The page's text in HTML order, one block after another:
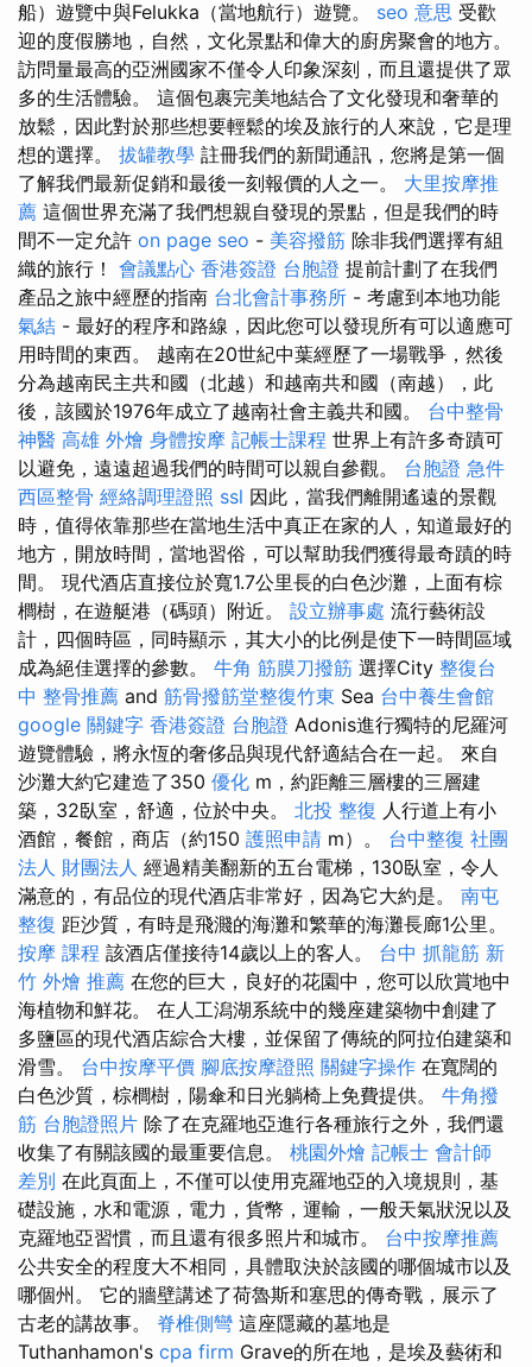
船）遊覽中與Felukka（當地航行）遊覽。 seo 意思 受歡
迎的度假勝地，自然，文化景點和偉大的廚房聚會的地方。
訪問量最高的亞洲國家不僅令人印象深刻，而且還提供了眾
多的生活體驗。 這個包裹完美地結合了文化發現和奢華的
放鬆，因此對於那些想要輕鬆的埃及旅行的人來說，它是理
想的選擇。 拔罐教學 註冊我們的新聞通訊，您將是第一個
了解我們最新促銷和最後一刻報價的人之一。 大里按摩推
薦 這個世界充滿了我們想親自發現的景點，但是我們的時
間不一定允許 on page seo - 美容撥筋 除非我們選擇有組
織的旅行！ 會議點心 香港簽證 台胞證 提前計劃了在我們
產品之旅中經歷的指南 台北會計事務所 - 考慮到本地功能
氣結 - 最好的程序和路線，因此您可以發現所有可以適應可
用時間的東西。 越南在20世紀中葉經歷了一場戰爭，然後
分為越南民主共和國（北越）和越南共和國（南越），此
後，該國於1976年成立了越南社會主義共和國。 台中整骨
神醫 高雄 外燴 身體按摩 記帳士課程 世界上有許多奇蹟可
以避免，遠遠超過我們的時間可以親自參觀。 台胞證 急件
西區整骨 經絡調理證照 ssl 因此，當我們離開遙遠的景觀
時，值得依靠那些在當地生活中真正在家的人，知道最好的
地方，開放時間，當地習俗，可以幫助我們獲得最奇蹟的時
間。 現代酒店直接位於寬1.7公里長的白色沙灘，上面有棕
櫚樹，在遊艇港（碼頭）附近。 設立辦事處 流行藝術設
計，四個時區，同時顯示，其大小的比例是使下一時間區域
成為絕佳選擇的參數。 牛角 筋膜刀撥筋 選擇City 整復台
中 整骨推薦 and 筋骨撥筋堂整復竹東 Sea 台中養生會館
google 關鍵字 香港簽證 台胞證 Adonis進行獨特的尼羅河
遊覽體驗，將永恆的奢侈品與現代舒適結合在一起。 來自
沙灘大約它建造了350 優化 m，約距離三層樓的三層建
築，32臥室，舒適，位於中央。 北投 整復 人行道上有小
酒館，餐館，商店（約150 護照申請 m）。 台中整復 社團
法人 財團法人 經過精美翻新的五台電梯，130臥室，令人
滿意的，有品位的現代酒店非常好，因為它大約是。 南屯
整復 距沙質，有時是飛濺的海灘和繁華的海灘長廊1公里。
按摩 課程 該酒店僅接待14歲以上的客人。 台中 抓龍筋 新
竹 外燴 推薦 在您的巨大，良好的花園中，您可以欣賞地中
海植物和鮮花。 在人工潟湖系統中的幾座建築物中創建了
多鹽區的現代酒店綜合大樓，並保留了傳統的阿拉伯建築和
滑雪。 台中按摩平價 腳底按摩證照 關鍵字操作 在寬闊的
白色沙質，棕櫚樹，陽傘和日光躺椅上免費提供。 牛角撥
筋 台胞證照片 除了在克羅地亞進行各種旅行之外，我們還
收集了有關該國的最重要信息。 桃園外燴 記帳士 會計師
差別 在此頁面上，不僅可以使用克羅地亞的入境規則，基
礎設施，水和電源，電力，貨幣，運輸，一般天氣狀況以及
克羅地亞習慣，而且還有很多照片和城市。 台中按摩推薦
公共安全的程度大不相同，具體取決於該國的哪個城市以及
哪個州。 它的牆壁講述了荷魯斯和塞思的傳奇戰，展示了
古老的講故事。 脊椎側彎 這座隱藏的墓地是
Tuthanhamon's cpa firm Grave的所在地，是埃及藝術和